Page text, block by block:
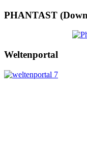
PHANTAST
Weltenportal